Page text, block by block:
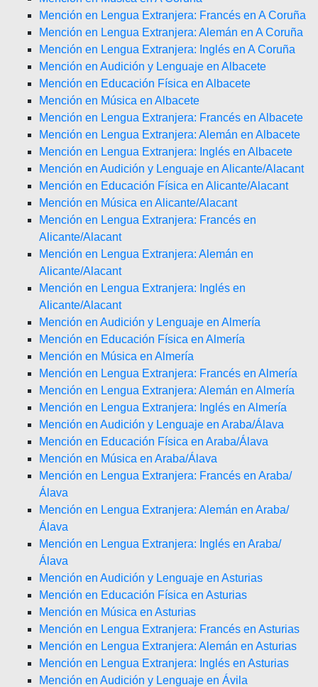
Mención en Lengua Extranjera: Francés en A Coruña
Mención en Lengua Extranjera: Alemán en A Coruña
Mención en Lengua Extranjera: Inglés en A Coruña
Mención en Audición y Lenguaje en Albacete
Mención en Educación Física en Albacete
Mención en Música en Albacete
Mención en Lengua Extranjera: Francés en Albacete
Mención en Lengua Extranjera: Alemán en Albacete
Mención en Lengua Extranjera: Inglés en Albacete
Mención en Audición y Lenguaje en Alicante/Alacant
Mención en Educación Física en Alicante/Alacant
Mención en Música en Alicante/Alacant
Mención en Lengua Extranjera: Francés en
Alicante/Alacant
Mención en Lengua Extranjera: Alemán en
Alicante/Alacant
Mención en Lengua Extranjera: Inglés en
Alicante/Alacant
Mención en Audición y Lenguaje en Almería
Mención en Educación Física en Almería
Mención en Música en Almería
Mención en Lengua Extranjera: Francés en Almería
Mención en Lengua Extranjera: Alemán en Almería
Mención en Lengua Extranjera: Inglés en Almería
Mención en Audición y Lenguaje en Araba/Álava
Mención en Educación Física en Araba/Álava
Mención en Música en Araba/Álava
Mención en Lengua Extranjera: Francés en Araba/
Álava
Mención en Lengua Extranjera: Alemán en Araba/
Álava
Mención en Lengua Extranjera: Inglés en Araba/
Álava
Mención en Audición y Lenguaje en Asturias
Mención en Educación Física en Asturias
Mención en Música en Asturias
Mención en Lengua Extranjera: Francés en Asturias
Mención en Lengua Extranjera: Alemán en Asturias
Mención en Lengua Extranjera: Inglés en Asturias
Mención en Audición y Lenguaje en Ávila